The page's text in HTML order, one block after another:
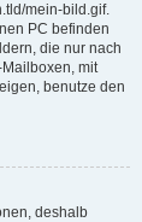
mein-bild.gif.
PC befinden
die nur nach
mit
benutze den
deshalb